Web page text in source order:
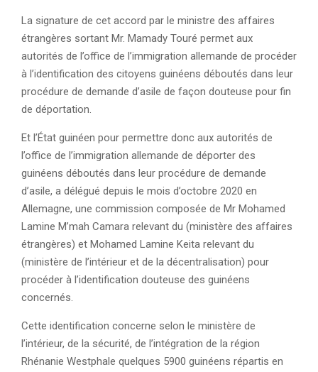
La signature de cet accord par le ministre des affaires
étrangères sortant Mr. Mamady Touré permet aux
autorités de l’office de l’immigration allemande de procéder
à l’identification des citoyens guinéens déboutés dans leur
procédure de demande d’asile de façon douteuse pour fin
de déportation.
Et l’État guinéen pour permettre donc aux autorités de
l’office de l’immigration allemande de déporter des
guinéens déboutés dans leur procédure de demande
d’asile, a délégué depuis le mois d’octobre 2020 en
Allemagne, une commission composée de Mr Mohamed
Lamine M’mah Camara relevant du (ministère des affaires
étrangères) et Mohamed Lamine Keita relevant du
(ministère de l’intérieur et de la décentralisation) pour
procéder à l’identification douteuse des guinéens
concernés.
Cette identification concerne selon le ministère de
l’intérieur, de la sécurité, de l’intégration de la région
Rhénanie Westphale quelques 5900 guinéens répartis en